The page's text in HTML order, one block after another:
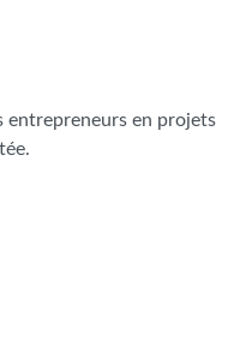
entrepreneurs en projets